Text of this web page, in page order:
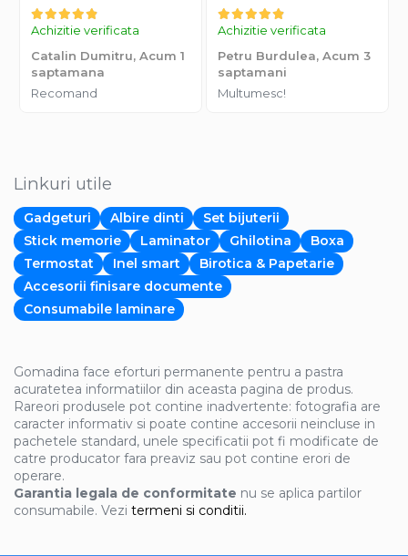
Achizitie verificata
Catalin Dumitru, Acum 1
saptamana
Recomand
Achizitie verificata
Petru Burdulea, Acum 3
saptamani
Multumesc!
Linkuri utile
Gadgeturi Albire dinti
Set bijuterii
Stick memorie
Laminator Ghilotina
Boxa
Termostat
Inel smart
Birotica & Papetarie
Accesorii finisare documente
Consumabile laminare
Gomadina face eforturi permanente pentru a pastra
acuratetea informatiilor din aceasta pagina de produs.
Rareori produsele pot contine inadvertente: fotografia are
caracter informativ si poate contine accesorii neincluse in
pachetele standard, unele specificatii pot fi modificate de
catre producator fara preaviz sau pot contine erori de
operare.
Garantia legala de conformitate nu se aplica partilor
consumabile. Vezi termeni si conditii.